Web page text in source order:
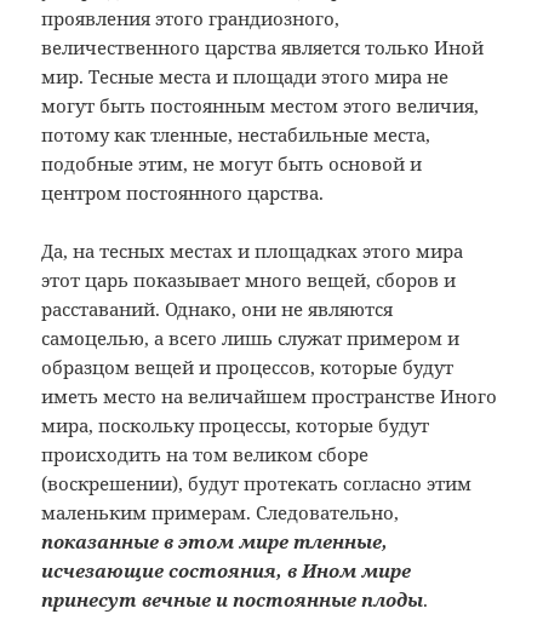
проявления этого грандиозного,
величественного царства является только Иной
мир. Тесные места и площади этого мира не
могут быть постоянным местом этого величия,
потому как тленные, нестабильные места,
подобные этим, не могут быть основой и
центром постоянного царства.
Да, на тесных местах и площадках этого мира
этот царь показывает много вещей, сборов и
расставаний. Однако, они не являются
самоцелью, а всего лишь служат примером и
образцом вещей и процессов, которые будут
иметь место на величайшем пространстве Иного
мира, поскольку процессы, которые будут
происходить на том великом сборе
(воскрешении), будут протекать согласно этим
маленьким примерам. Следовательно,
показанные в этом мире тленные,
исчезающие состояния, в Ином мире
принесут вечные и постоянные плоды.